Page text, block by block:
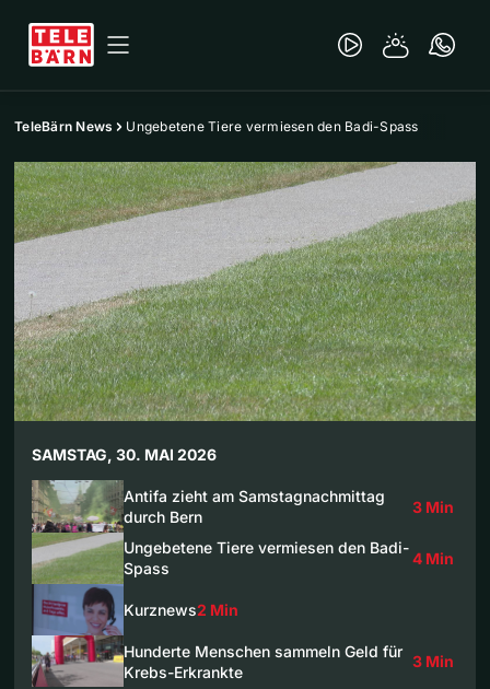
TeleBärn News Ungebetene Tiere vermiesen den Badi-Spass
SAMSTAG, 30. MAI 2026
Antifa zieht am Samstagnachmittag
durch Bern
3 Min
Ungebetene Tiere vermiesen den Badi-
Spass
4 Min
Kurznews2 Min
Hunderte Menschen sammeln Geld für
Krebs-Erkrankte
3 Min